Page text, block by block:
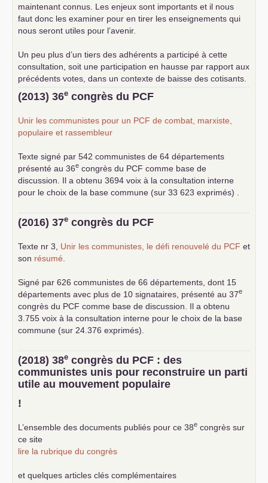
maintenant connus. Les enjeux sont importants et il nous
faut donc les examiner pour en tirer les enseignements qui
nous seront utiles pour l’avenir.
Un peu plus d’un tiers des adhérents a participé à cette
consultation, soit une participation en hausse par rapport aux
précédents votes, dans un contexte de baisse des cotisants.
... lire la suite
(2013) 36e congrès du PCF
Unir les communistes pour un PCF de combat, marxiste,
populaire et rassembleur
Texte signé par 542 communistes de 64 départements
présenté au 36e congrès du PCF comme base de
discussion. Il a obtenu 3694 voix à la consultation interne
pour le choix de la base commune (sur 33 623 exprimés) .
(2016) 37e congrès du PCF
Texte nr 3, Unir les communistes, le défi renouvelé du PCF et
son résumé
Signé par 626 communistes de 66 départements, dont 15
départements avec plus de 10 signataires, présenté au 37e
congrès du PCF comme base de discussion. Il a obtenu
3.755 voix à la consultation interne pour le choix de la base
commune (sur 24.376 exprimés).
(2018) 38e congrès du PCF : des
communistes unis pour reconstruire un parti
utile au mouvement populaire
!
L’ensemble des documents publiés pour ce 38e congrès sur
ce site
lire la rubrique du congrès
et quelques articles clés complémentaires